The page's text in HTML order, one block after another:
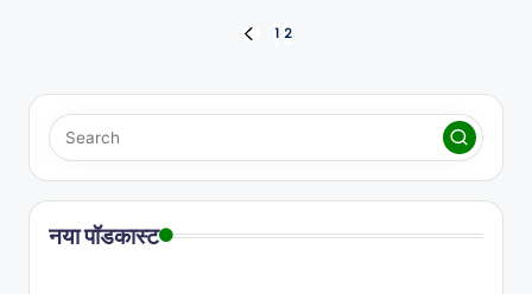
pagination
PREVIOUS
1 2
नया पॉडकास्ट